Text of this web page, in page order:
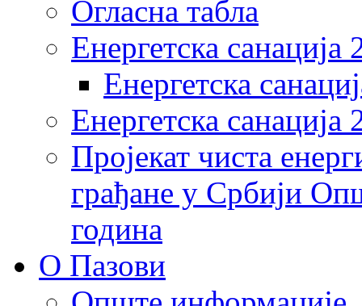
Огласна табла
Енергетска санација
Енергетска
Енергетска
Пројекат чиста
грађане у Србији
година
О Пазови